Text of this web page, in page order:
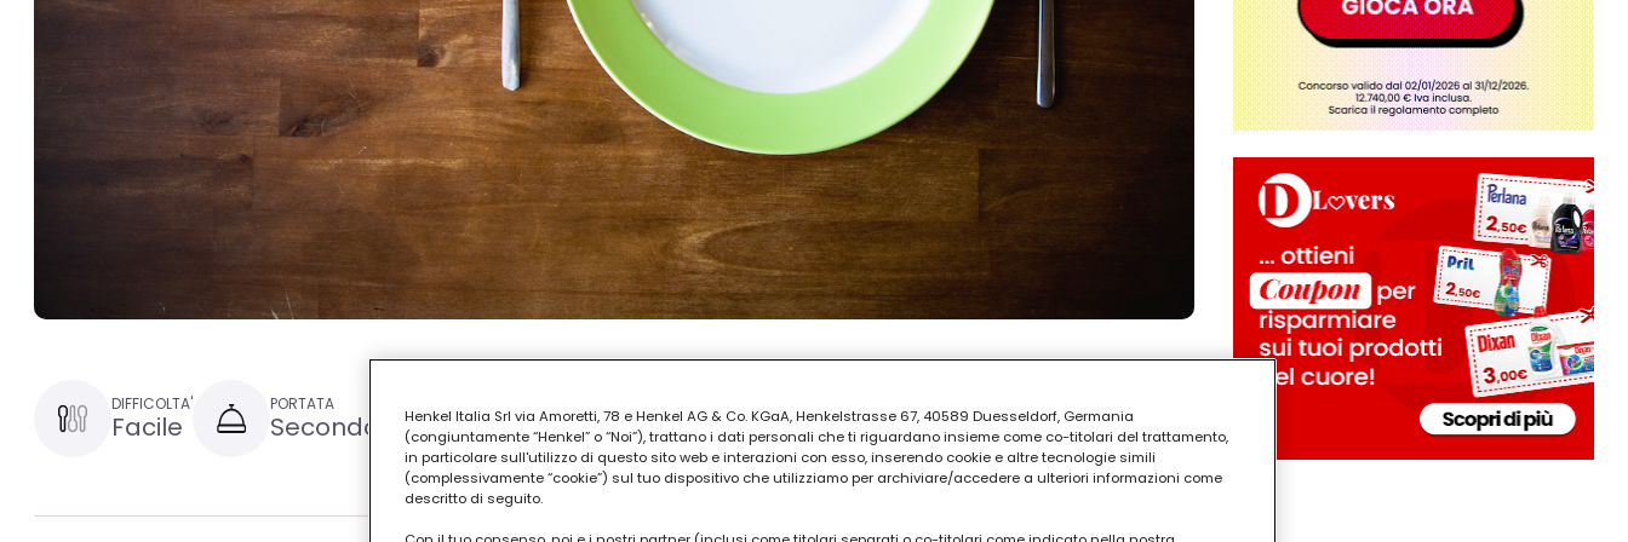
DIFFICOLTA'
Facile
PORTATA
Secondo 30 minuti
Henkel Italia Srl via Amoretti, 78 e Henkel AG & Co. KGaA, Henkelstrasse 67, 40589 Duesseldorf, Germania
(congiuntamente “Henkel” o “Noi”), trattano i dati personali che ti riguardano insieme come co-titolari del trattamento,
in particolare sull'utilizzo di questo sito web e interazioni con esso, inserendo cookie e altre tecnologie simili
(complessivamente “cookie”) sul tuo dispositivo che utilizziamo per archiviare/accedere a ulteriori informazioni come
descritto di seguito.